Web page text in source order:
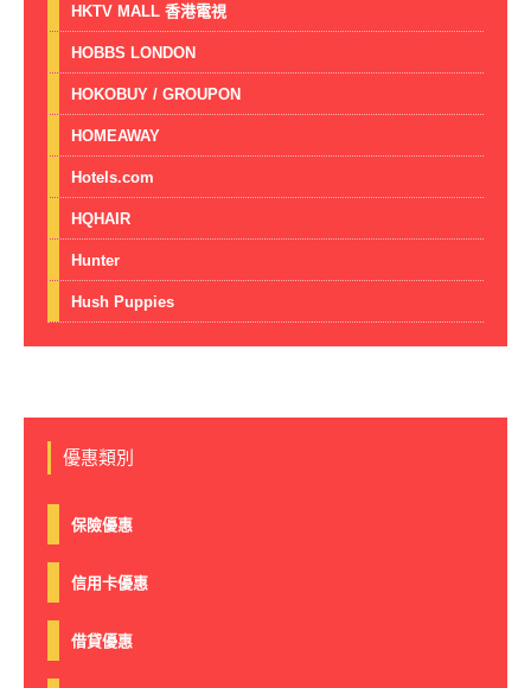
HKTV MALL 香港電視
HOBBS LONDON
HOKOBUY / GROUPON
HOMEAWAY
Hotels.com
HQHAIR
Hunter
Hush Puppies
優惠類別
保險優惠
信用卡優惠
借貸優惠